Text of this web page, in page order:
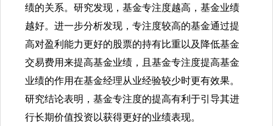
绩的关系。研究发现，基金专注度越高，基金业绩
越好。进一步分析发现，专注度较高的基金通过提
高对盈利能力更好的股票的持有比重以及降低基金
交易费用来提高基金业绩，且基金专注度提高基金
业绩的作用在基金经理从业经验较少时更有效果。
研究结论表明，基金专注度的提高有利于引导其进
行长期价值投资以获得更好的业绩表现。